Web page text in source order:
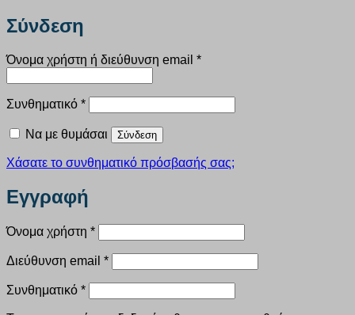
Σύνδεση
Όνομα χρήστη ή διεύθυνση email *Απαιτείται
Συνθηματικό *Απαιτείται
Να με θυμάσαι Σύνδεση
Χάσατε το συνθηματικό πρόσβασής σας;
Εγγραφή
Όνομα χρήστη *Απαιτείται
Διεύθυνση email *Απαιτείται
Συνθηματικό *Απαιτείται